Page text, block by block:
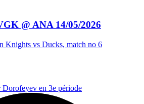
@ ANA 14/05/2026
Knights vs Ducks, match no 6